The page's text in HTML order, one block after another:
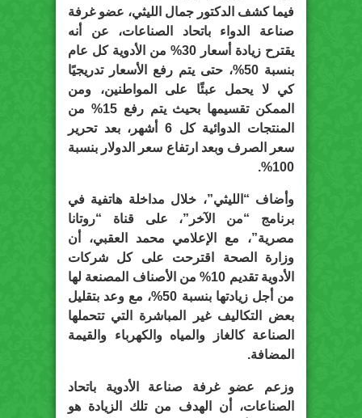
فيما كشف الدكتور جمال الليثي، عضو غرفة
صناعة الدواء باتحاد الصناعات، عن أنه
يقترح زيادة أسعار 30% من الأدوية كل عام
بنسبة 50%، حتى يتم رفع الأسعار تدريجيًا
كي لا يحمل عبئًا على المواطنين، ومن
الممكن تقسيمها بحيث يتم رفع 15% من
المنتجات الدوائية كل 6 أشهر، بعد تحرير
سعر الصرف وبعد ارتفاع سعر الدولار بنسبة
100%.
وأضاف “الليثي”، خلال مداخلة هاتفية في
برنامج “من الآخر”، على قناة “روتانا
مصرية”، مع الإعلامي محمد العقبي، أن
وزارة الصحة اقترحت على كل شركات
الأدوية تقديم 10% من الأصناف المصنعة لها
من أجل زيادتها بنسبة 50%، مع وعد بتقليل
بعض التكاليف غير المباشرة التي تتحملها
الصناعة كالغاز والمياه والكهرباء والقيمة
المضافة.
وزعم عضو غرفة صناعة الأدوية باتحاد
الصناعات، أن الهدف من تلك الزيادة هو